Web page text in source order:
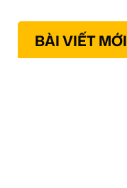
BÀI VIẾT MỚI